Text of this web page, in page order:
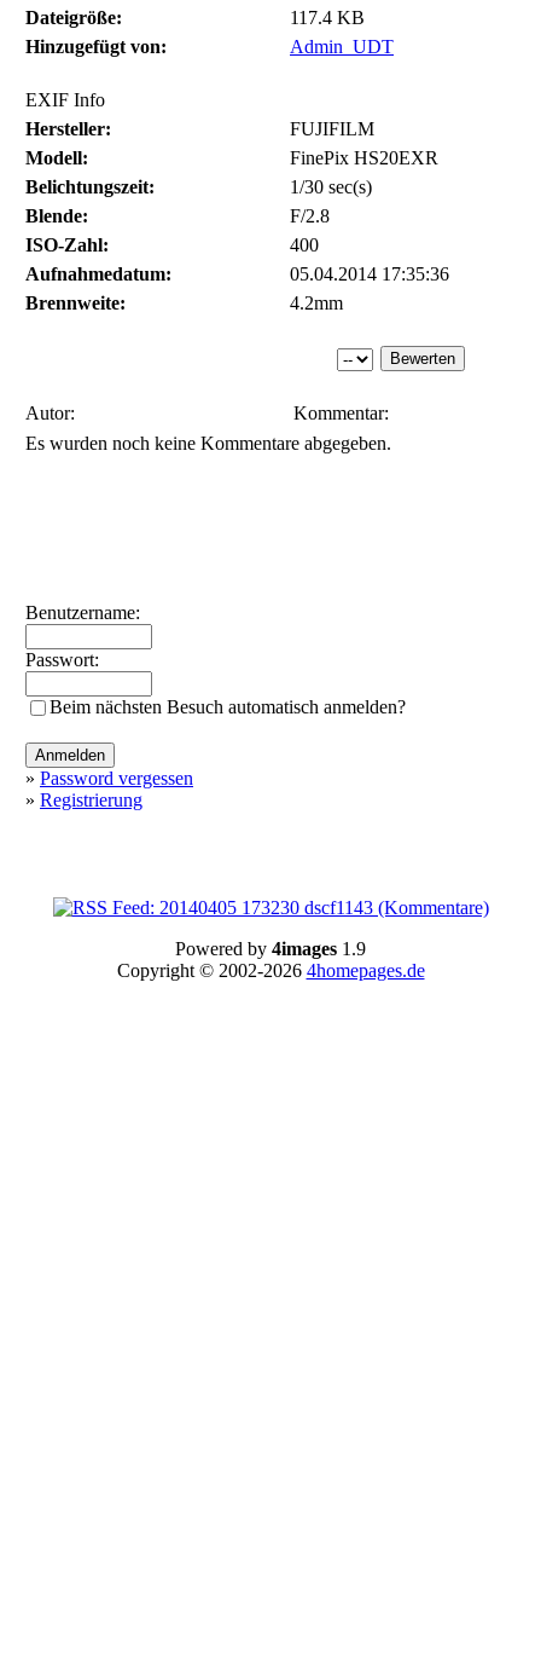
Dateigröße:
117.4 KB
Hinzugefügt von:
Admin_UDT
EXIF Info
Hersteller:
FUJIFILM
Modell:
FinePix HS20EXR
Belichtungszeit:
1/30 sec(s)
Blende:
F/2.8
ISO-Zahl:
400
Aufnahmedatum:
05.04.2014 17:35:36
Brennweite:
4.2mm
Autor:
Kommentar:
Es wurden noch keine Kommentare abgegeben.
Benutzername:
Passwort:
Beim nächsten Besuch automatisch anmelden?
» Password vergessen
» Registrierung
Powered by 4images 1.9
Copyright © 2002-2026 4homepages.de